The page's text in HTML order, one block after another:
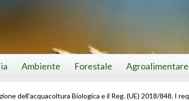
Ambiente Forestale Agroalimentare
dell’acquacoltura Biologica e il Reg. (UE) 2018/848. I